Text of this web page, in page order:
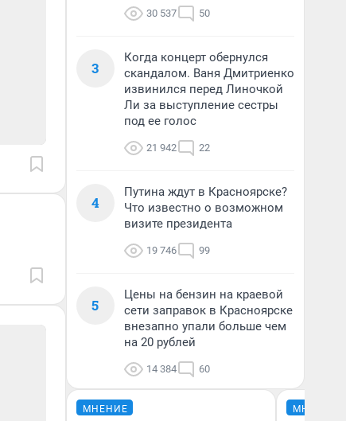
30 537 50
3
Когда концерт обернулся
скандалом. Ваня Дмитриенко
извинился перед Линочкой
Ли за выступление сестры
под ее голос
21 942 22
4
Путина ждут в Красноярске?
Что известно о возможном
визите президента
19 746 99
5
Цены на бензин на краевой
сети заправок в Красноярске
внезапно упали больше чем
на 20 рублей
14 384 60
МНЕНИЕ МНЕНИЕ